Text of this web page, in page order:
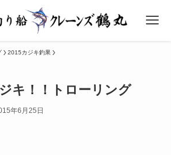
2015カジキ釣果
キ！！トローリング
年6月25日